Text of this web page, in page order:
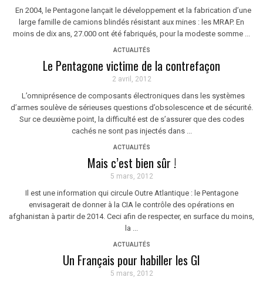
En 2004, le Pentagone lançait le développement et la fabrication d’une
large famille de camions blindés résistant aux mines : les MRAP. En
moins de dix ans, 27.000 ont été fabriqués, pour la modeste somme ...
ACTUALITÉS
Le Pentagone victime de la contrefaçon
2 avril, 2012
L’omniprésence de composants électroniques dans les systèmes
d’armes soulève de sérieuses questions d’obsolescence et de sécurité.
Sur ce deuxième point, la difficulté est de s’assurer que des codes
cachés ne sont pas injectés dans ...
ACTUALITÉS
Mais c’est bien sûr !
5 mars, 2012
Il est une information qui circule Outre Atlantique : le Pentagone
envisagerait de donner à la CIA le contrôle des opérations en
afghanistan à partir de 2014. Ceci afin de respecter, en surface du moins,
la ...
ACTUALITÉS
Un Français pour habiller les GI
5 mars, 2012